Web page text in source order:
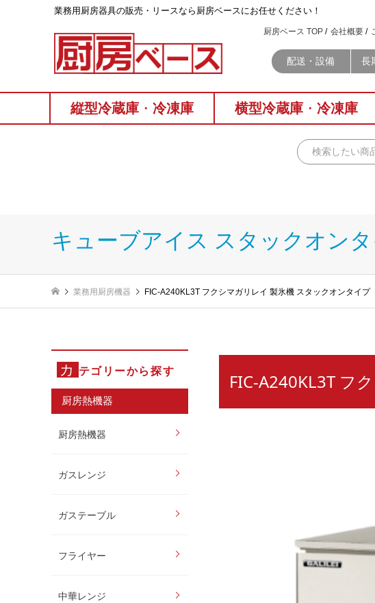
業務⽤厨房器具の販売・リースなら厨房ベースにお任せください！
厨房ベース TOP 会社概要
配送・設備 長
縦型冷蔵庫 ・ 冷凍庫 横型冷蔵庫 ・ 冷凍庫
キューブアイス スタックオンタ
業務用厨房機器 FIC-A240KL3T フクシマガリレイ 製氷機 スタックオンタイプ
カ テゴリーから探す
厨房熱機器
厨房熱機器
ガスレンジ
ガステーブル
フライヤー
中華レンジ
FIC-A240KL3T フ